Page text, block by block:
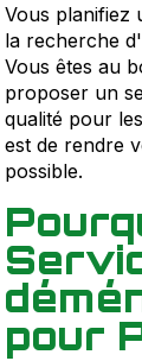
Vous planifiez
la recherche
Vous êtes au
proposer un
qualité pour
est de rendre
possible.
pour